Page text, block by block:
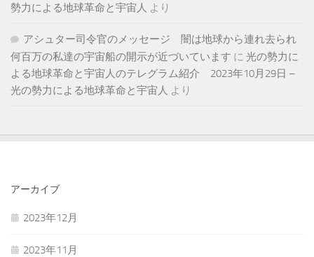
勢力による地球革命と宇宙人 より
アシュター司令官のメッセージ 闇は地球から連れ去られ
何百万の私達の宇宙船の開示が近づいています に 光の勢力に
よる地球革命と宇宙人のテレグラム紹介 2023年10月29日 –
光の勢力による地球革命と宇宙人 より
アーカイブ
2023年12月
2023年11月